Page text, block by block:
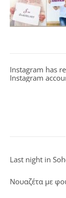
Instagram has
Instagram
Last night in
Νουαζέτα με